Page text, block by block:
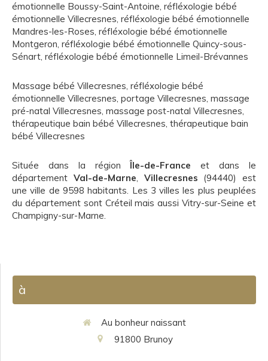
émotionnelle Boussy-Saint-Antoine, réfléxologie bébé
émotionnelle Villecresnes, réfléxologie bébé émotionnelle
Mandres-les-Roses, réfléxologie bébé émotionnelle
Montgeron, réfléxologie bébé émotionnelle Quincy-sous-
Sénart, réfléxologie bébé émotionnelle Limeil-Brévannes
Massage bébé Villecresnes, réfléxologie bébé
émotionnelle Villecresnes, portage Villecresnes, massage
pré-natal Villecresnes, massage post-natal Villecresnes,
thérapeutique bain bébé Villecresnes, thérapeutique bain
bébé Villecresnes
Située dans la régionÎle-de-France et dans le
département Val-de-Marne, Villecresnes (94440) est
une ville de 9598 habitants. Les 3 villes les plus peuplées
du département sont Créteil mais aussi Vitry-sur-Seine et
Champigny-sur-Marne.
à
Au bonheur naissant
91800 Brunoy